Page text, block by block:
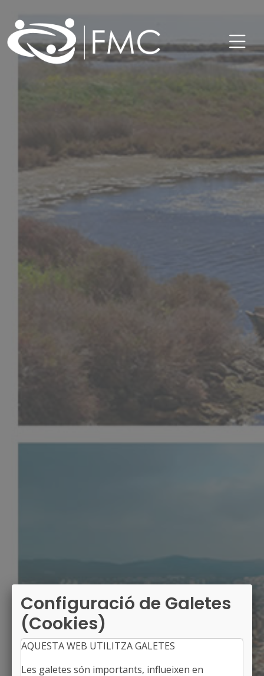
Configuració de Galetes
(Cookies)
AQUESTA WEB UTILITZA GALETES
Les galetes són importants, influeixen en